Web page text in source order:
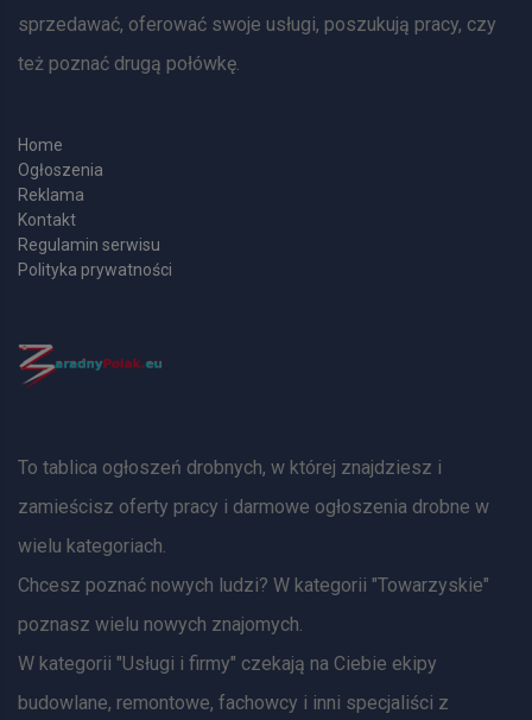
sprzedawać, oferować swoje usługi, poszukują pracy, czy
też poznać drugą połówkę.
Home
Ogłoszenia
Reklama
Kontakt
Regulamin serwisu
Polityka prywatności
To tablica ogłoszeń drobnych, w której znajdziesz i
zamieścisz oferty pracy i darmowe ogłoszenia drobne w
wielu kategoriach.
Chcesz poznać nowych ludzi? W kategorii "Towarzyskie"
poznasz wielu nowych znajomych.
W kategorii "Usługi i firmy" czekają na Ciebie ekipy
budowlane, remontowe, fachowcy i inni specjaliści z